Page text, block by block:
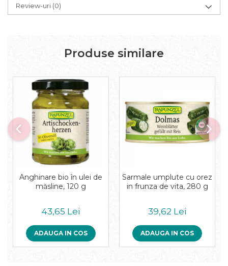
Sosuri bio din tomate
Superalimente
Pudre proteice bio
Superalimente bio
Uleiuri, grasimi si otet
Grasimi bio
Otet bio
Ulei bio
Ulei de masline bio
Uleiuri esentiale alimentare bio
Review-uri (0)
Produse similare
Anghinare bio în ulei de
măsline, 120 g
43,65 Lei
ADAUGA IN COS
Sarmale umplute cu orez
in frunza de vita, 280 g
39,62 Lei
ADAUGA IN COS